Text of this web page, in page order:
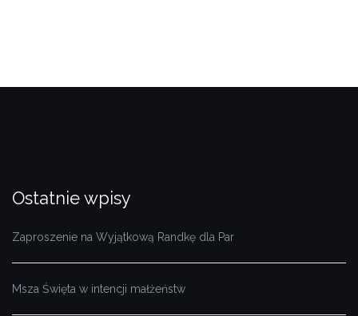
Ostatnie wpisy
Zaproszenie na Wyjątkową Randkę dla Par
Msza Święta w intencji małżeństw